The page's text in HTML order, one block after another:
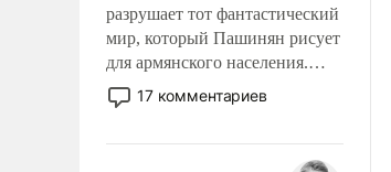
разрушает тот фантастический
мир, который Пашинян рисует
для армянского населения.
Мир, где политические
прожекты будут безусловно
17 комментариев